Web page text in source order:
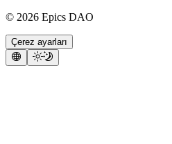
© 2026 Epics DAO
Çerez ayarları